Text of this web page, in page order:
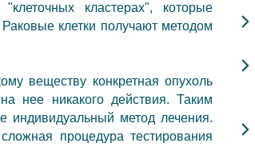
кластерах", которые
Раковые клетки получают методом
веществу конкретная опухоль
нее никакого действия. Таким
индивидуальный метод лечения.
процедура тестирования